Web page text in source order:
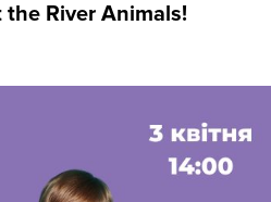
the River Animals!